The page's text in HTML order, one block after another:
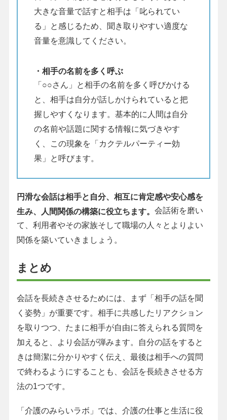
大きな音量で話すと相手は「叱られてい
る」と感じるため、聞き取りやすい適度な
音量を意識してください。
・相手の名前を多く呼ぶ
「○○さん」と相手の名前を多く呼びかける
と、相手は自分が話しかけられていると把
握しやすくなります。基本的に人間は自分
の名前や話題に関する情報に気づきやす
く、この現象を「カクテルパーティー効
果」と呼びます。
円滑な会話は相手と自分、相互に肯定感や安心感を
生み、人間関係の構築に役立ちます。 会話術を磨い
て、利用者やその家族そして職場の人々とよりよい
関係を築いていきましょう。
まとめ
会話を長続きさせるためには、まず「相手の話を聞
く姿勢」が重要です。相手に共感したリアクション
を取りつつ、たまに相手が自由に答えられる質問を
加えると、より会話が弾みます。自分の話をすると
きは簡潔に分かりやすく伝え、最後は相手への質問
で終わるようにすることも、会話を長続きさせる方
法の1つです。
「介護のみらいラボ」では、介護の仕事と生活に役